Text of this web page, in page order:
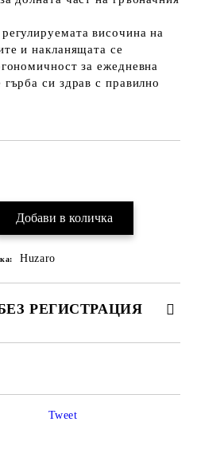
височина на
и накланящата се
за ежедневна
си здрав с правилно
Huzaro
РЕГИСТРАЦИЯ
Tweet